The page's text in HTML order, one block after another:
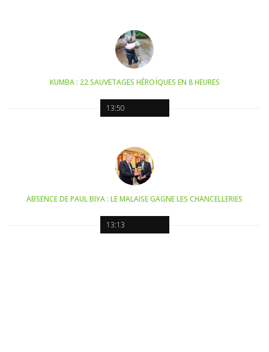
13:50
KUMBA : 22 SAUVETAGES HÉROÏQUES EN 8 HEURES
13:13
ABSENCE DE PAUL BIYA : LE MALAISE GAGNE LES CHANCELLERIES